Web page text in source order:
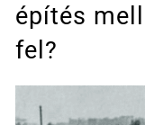
építés
fel?